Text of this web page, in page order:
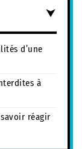
d’une
à
réagir